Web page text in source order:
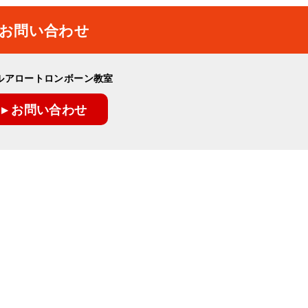
問い合わせ
アロートロンボーン教室
▸ お問い合わせ